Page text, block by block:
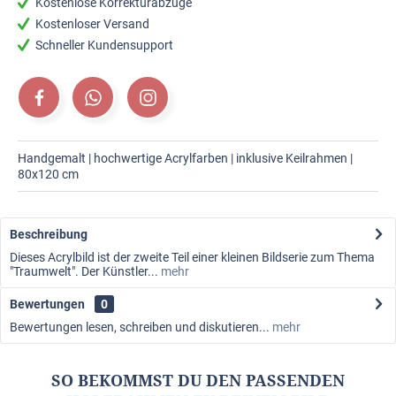
Kostenloser Versand
Schneller Kundensupport
Handgemalt | hochwertige Acrylfarben | inklusive Keilrahmen |
80x120 cm
Beschreibung
Dieses Acrylbild ist der zweite Teil einer kleinen Bildserie zum Thema
"Traumwelt". Der Künstler... mehr
Bewertungen
0
Bewertungen lesen, schreiben und diskutieren... mehr
SO BEKOMMST DU DEN PASSENDEN